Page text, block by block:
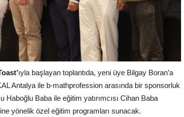
ıyla başlayan toplantıda, yeni üye Bilgay Boran’a
Antalya ile b-mathprofession arasında bir sponsorluk
Baba ile eğitim yatırımcısı Cihan Baba
yönelik özel eğitim programları sunacak.